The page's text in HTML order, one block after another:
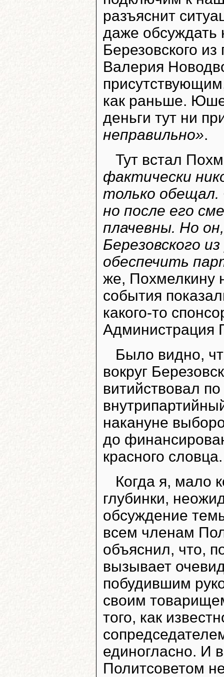
разъяснит
даже обсуждать
Березовского
Валерия
как раньше.
деньги тут ни
неправильно».
Тут встал
фактически
только обещал.
но после его
плачевны. Но
Березовского
обеспечить
же, Похмелкину
события
какого-то
Администрация
Было видно,
вокруг
витийствовал
накануне
до
красного словца.
Когда я, мало
глубинки,
обсуждение
всем членам
объяснил, что,
вызывает
побудившим
своим
того, как
единогласно. И
Политсоветом